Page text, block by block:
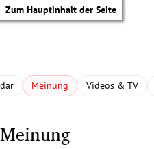
Zum Hauptinhalt der Seite
Meinung Videos & TV
Meinung